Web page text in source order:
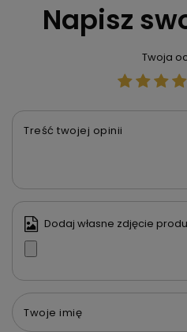
Napisz
Twoja
Treść twojej opinii
Dodaj własne zdjęcie
Twoje imię